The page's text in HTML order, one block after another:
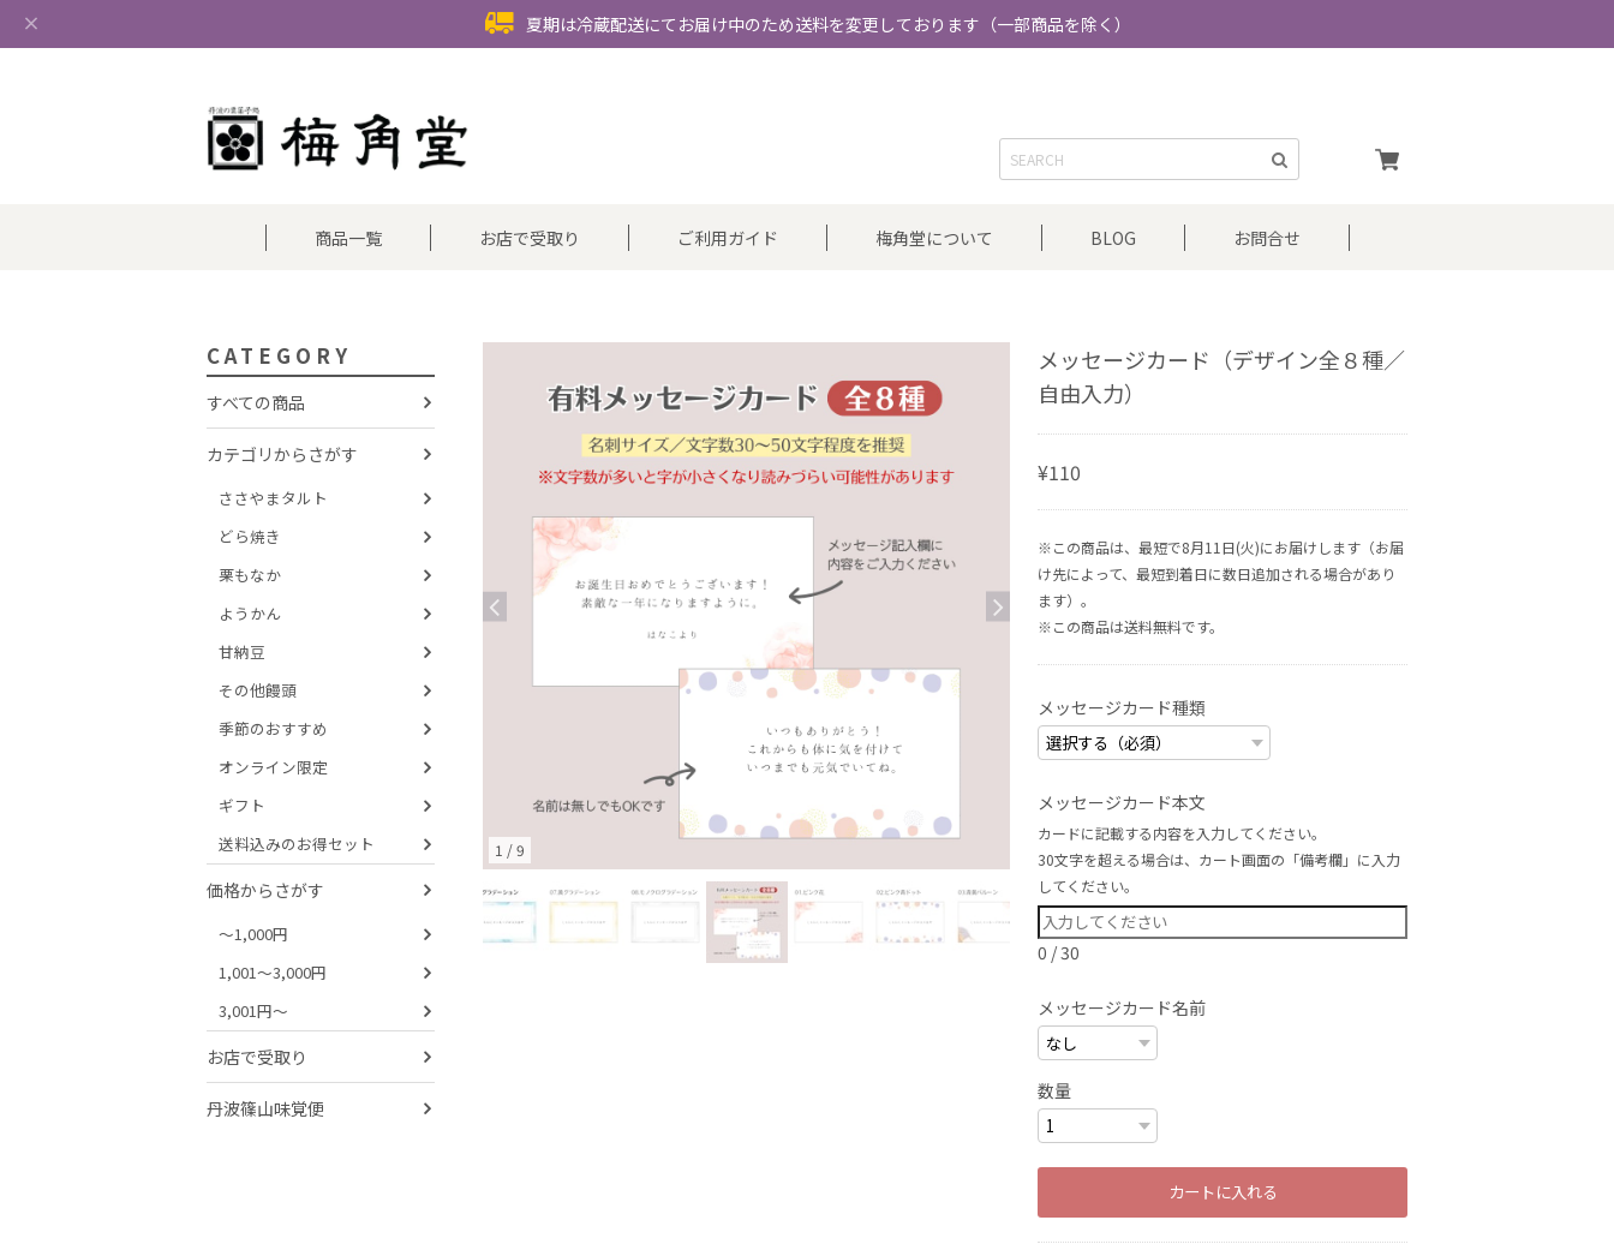
夏期は冷蔵配送にてお届け中のため送料を変更しております（一部商品を除く）
商品一覧 お店で受取り ご利用ガイド 梅角堂について BLOG お問合せ
CATEGORY
すべての商品
カテゴリからさがす
ささやまタルト
どら焼き
栗もなか
ようかん
甘納豆
その他饅頭
季節のおすすめ
オンライン限定
ギフト
送料込みのお得セット
価格からさがす
～1,000円
1,001～3,000円
3,001円～
お店で受取り
丹波篠山味覚便
1 /9
メッセージカード（デザイン全８種／
自由入力）
¥110
※この商品は、最短で8月11日(火)にお届けします（お届
け先によって、最短到着日に数日追加される場合があり
ます）。
※この商品は送料無料です。
メッセージカード種類
メッセージカード本文
カードに記載する内容を入力してください。
30文字を超える場合は、カート画面の「備考欄」に入力
してください。
0 /30
メッセージカード名前
数量
カートに入れる